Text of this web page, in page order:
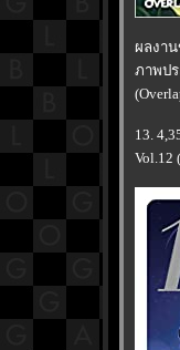
ผลงาน
ภาพป
13.
Vol.12